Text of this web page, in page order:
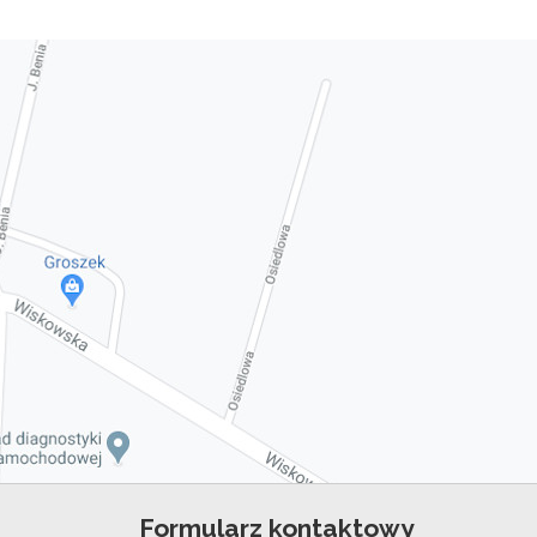
Formularz kontaktowy